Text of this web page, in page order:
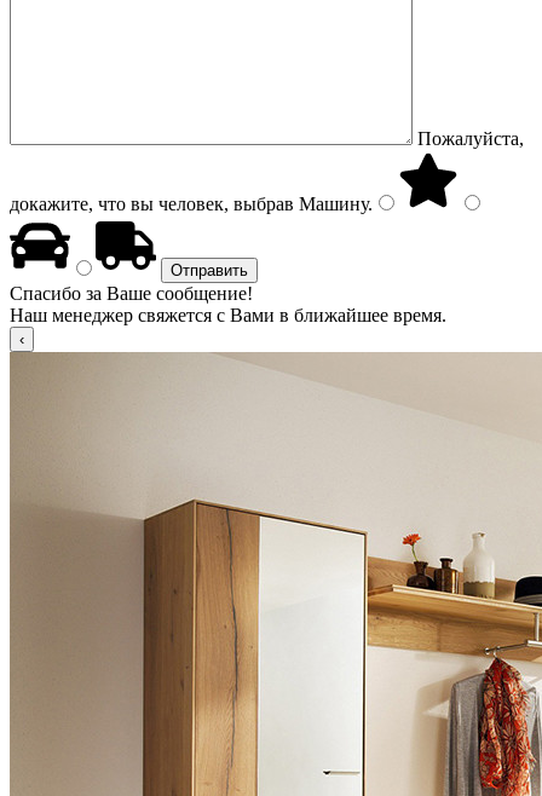
Пожалуйста,
докажите, что вы человек, выбрав Машину.
Спасибо за Ваше сообщение!
Наш менеджер свяжется с Вами в ближайшее время.